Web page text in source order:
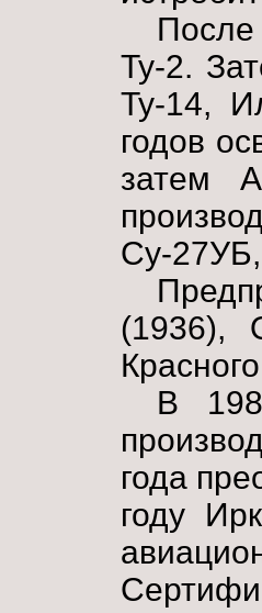
Ту-2.
Ту-14,
годов
затем
Су-
(1936),
В
года
году